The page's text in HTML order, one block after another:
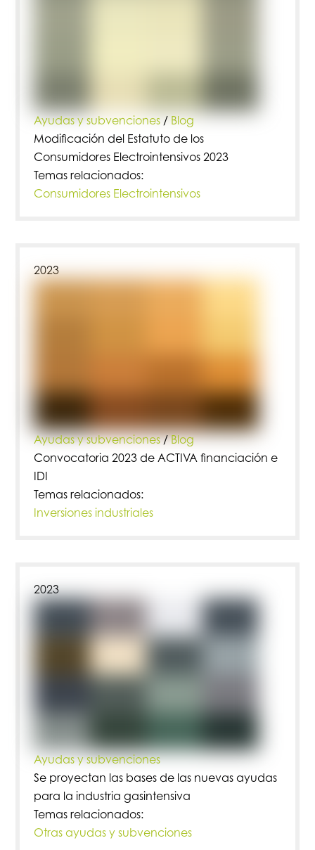
Ayudas y subvenciones/Blog
Modificación del Estatuto de los
Consumidores Electrointensivos 2023
Temas relacionados:
Consumidores Electrointensivos
2023
Ayudas y subvenciones/Blog
Convocatoria 2023 de ACTIVA financiación e
IDI
Temas relacionados:
Inversiones industriales
2023
Ayudas y subvenciones
Se proyectan las bases de las nuevas ayudas
para la industria gasintensiva
Temas relacionados:
Otras ayudas y subvenciones